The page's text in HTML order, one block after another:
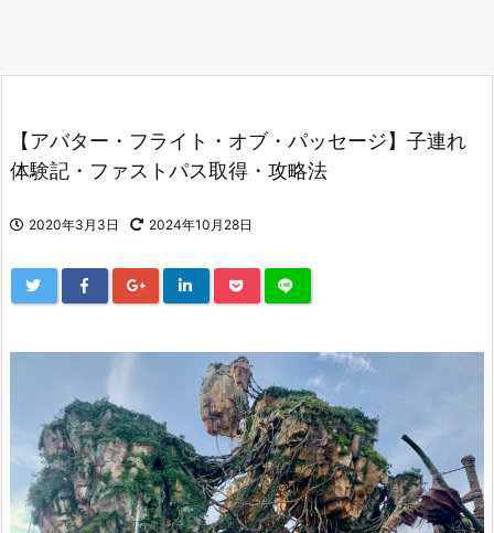
【アバター・フライト・オブ・パッセージ】子連れ
体験記・ファストパス取得・攻略法
2020年3月3日 2024年10月28日